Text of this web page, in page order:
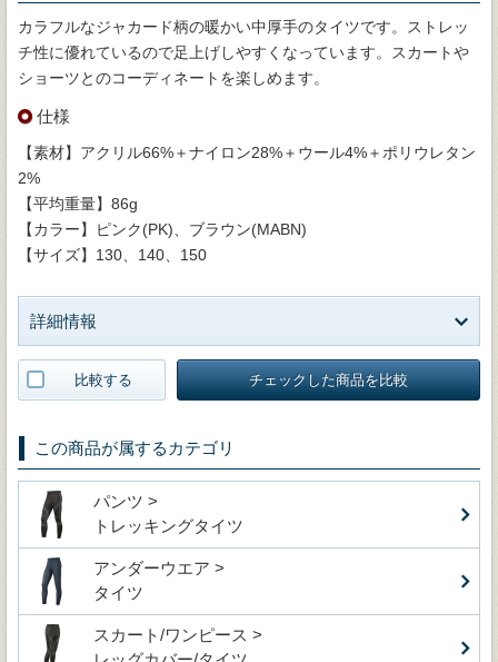
カラフルなジャカード柄の暖かい中厚手のタイツです。ストレッ
チ性に優れているので足上げしやすくなっています。スカートや
ショーツとのコーディネートを楽しめます。
仕様
【素材】アクリル66%＋ナイロン28%＋ウール4%＋ポリウレタン
2%
【平均重量】86g
【カラー】ピンク(PK)、ブラウン(MABN)
【サイズ】130、140、150
詳細情報
比較する チェックした商品を比較
この商品が属するカテゴリ
パンツ >
トレッキングタイツ
アンダーウエア >
タイツ
スカート/ワンピース >